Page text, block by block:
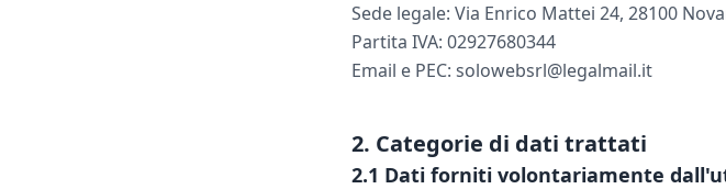
Sede legale: Via Enrico Mattei 24, 28100
Partita IVA: 02927680344
Email e PEC: solowebsrl@legalmail.it
2. Categorie di dati trattati
2.1 Dati forniti volontariamente